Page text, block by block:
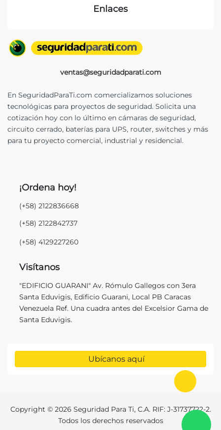
Ir al
ventas@seguridadparati.com
En SeguridadParaTi.com comercializamos soluciones
tecnológicas para proyectos de seguridad. Solicita una
cotización hoy con lo último en cámaras de seguridad,
circuito cerrado, baterías para UPS, router, switches y más
para tu proyecto comercial, industrial y residencial.
¡Ordena hoy!
(+58) 2122836668
(+58) 2122842737
(+58) 4129227260
Visítanos
"EDIFICIO GUARANI" Av. Rómulo Gallegos con 3era
Santa Eduvigis, Edificio Guarani, Local PB Caracas
Venezuela Ref. Una cuadra antes del Excelsior Gama de
Santa Eduvigis.
Enlaces
Ubícanos aquí
Copyright © 2026 Seguridad Para Ti, C.A. RIF: J-31737722-2.
Todos los derechos reservados